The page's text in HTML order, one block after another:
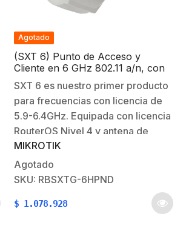
Agotado
(SXT 6) Punto de Acceso y
Cliente en 6 GHz 802.11 a/n, con
antena Integrada de 16 dBi.
(Frecuencia Licenciada)
SXT 6 es nuestro primer producto
para frecuencias con licencia de
5.9-6.4GHz. Equipada con licencia
RouterOS Nivel 4 y antena de
16dBi de doble cadena de 28
grados, la unidad se puede usar
como estación base o CPE, así
usar…
MIKROTIK
Agotado
SKU: RBSXTG-6HPND
$ 1.078.928